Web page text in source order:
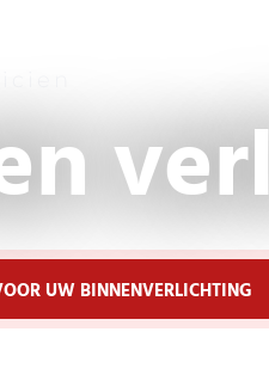
UW BINNENVERLICHTING